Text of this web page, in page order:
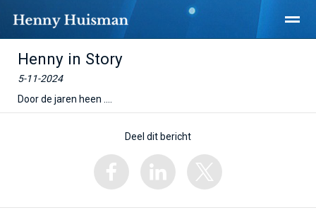
Home Nieuws X
Henny in Story
5-11-2024
Door de jaren heen ....
Deel dit bericht